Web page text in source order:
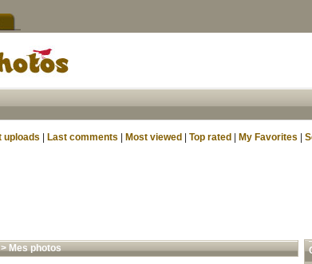
uploads Last comments Most viewed Top rated My Favorites
Mes photos